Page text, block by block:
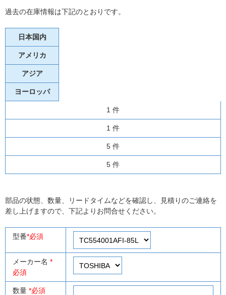
過去の在庫情報は下記のとおりです。
日本国内
アメリカ
アジア
ヨーロッパ
1 件
1 件
5 件
5 件
部品の状態、数量、リードタイムなどを確認し、見積りのご連絡を
差し上げますので、下記よりお問合せください。
型番*必須
メーカー名 *
必須
数量 *必須